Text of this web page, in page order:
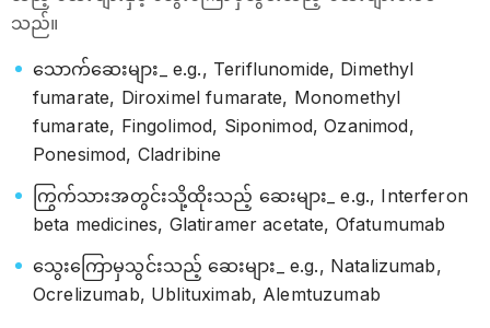
သည်။
သောက်ဆေးများ_ e.g., Teriflunomide, Dimethyl
fumarate, Diroximel fumarate, Monomethyl
fumarate, Fingolimod, Siponimod, Ozanimod,
Ponesimod, Cladribine
ကြွက်သားအတွင်းသို့ထိုးသည့် ဆေးများ_ e.g., Interferon
beta medicines, Glatiramer acetate, Ofatumumab
သွေးကြောမှသွင်းသည့် ဆေးများ_ e.g., Natalizumab,
Ocrelizumab, Ublituximab, Alemtuzumab